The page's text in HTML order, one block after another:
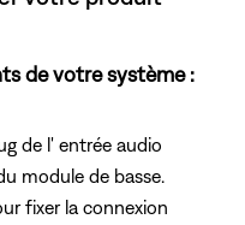
de votre système :
de l' entrée audio
module de basse.
fixer la connexion